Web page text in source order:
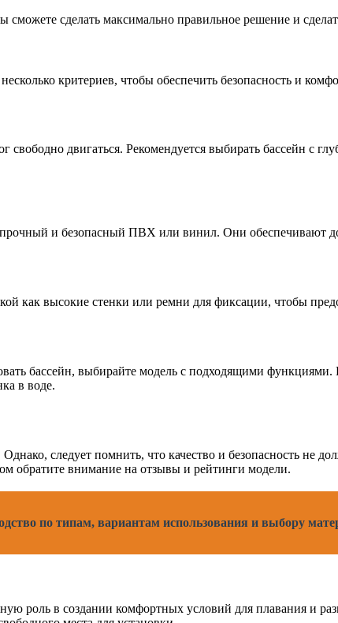
сделать максимально правильное решение и
критериев, чтобы обеспечить безопасность и
двигаться. Рекомендуется выбирать бассейн с
прочный и безопасный ПВХ или винил. Они обеспечивают
как высокие стенки или ремни для фиксации, чтобы
бассейн, выбирайте модель с подходящими
в воде.
следует помнить, что качество и безопасность не
обратите внимание на отзывы и рейтинги модели.
по типам, вариантам использования и выбору
роль в создании комфортных условий для плавания и